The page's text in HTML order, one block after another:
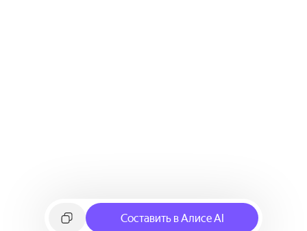
Составить в Алисе AI